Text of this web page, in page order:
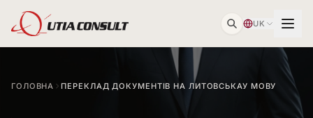
UK
ГОЛОВНА ПЕРЕКЛАД ДОКУМЕНТІВ НА ЛИТОВСЬКАУ МОВУ